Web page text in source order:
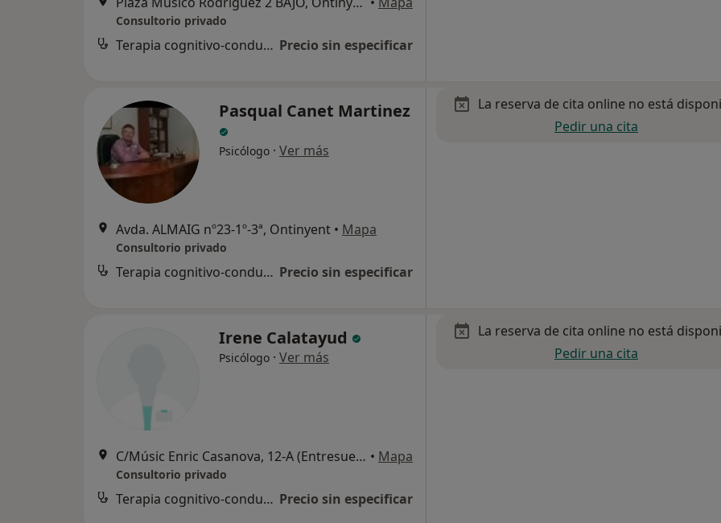
Consultorio privado
Terapia cognitivo-conductual Precio sin especificar
Pasqual Canet Martinez
Psicólogo · Ver más
Avda. ALMAIG nº23-1º-3ª, Ontinyent • Mapa
Consultorio privado
Terapia cognitivo-conductual Precio sin especificar
La reserva de cita online no está
Pedir una cita
Irene Calatayud
Psicólogo · Ver más
C/Músic Enric Casanova, 12-A (Entresuelo 2), Ontinyent • Mapa
Consultorio privado
Terapia cognitivo-conductual Precio sin especificar
La reserva de cita online no está
Pedir una cita